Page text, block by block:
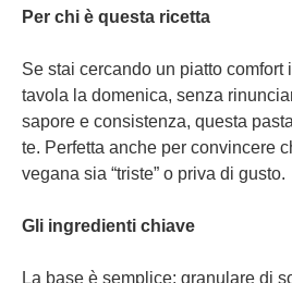
Per chi è questa ricetta
Se stai cercando un piatto comfort
tavola la domenica, senza
sapore e consistenza, questa
te. Perfetta anche per convincere
vegana sia “triste” o priva di gusto.
Gli ingredienti chiave
La base è semplice: granulare di